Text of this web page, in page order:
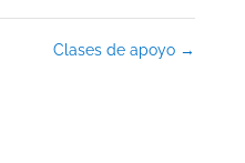
Clases de apoyo →